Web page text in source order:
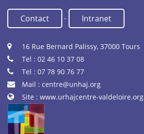
Contact - Intranet
16 Rue Bernard Palissy, 37000 Tours
Tel : 02 46 10 37 08
Tel : 07 78 90 76 77
Mail : centre@unhaj.org
Site : www.urhajcentre-valdeloire.org